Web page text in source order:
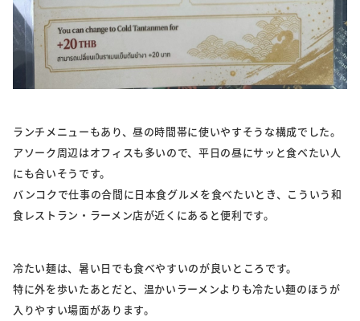
ランチメニューもあり、昼の時間帯に使いやすそうな構成でした。
アソーク周辺はオフィスも多いので、平日の昼にサッと食べたい人
にも合いそうです。
バンコクで仕事の合間に日本食グルメを食べたいとき、こういう和
食レストラン・ラーメン店が近くにあると便利です。
冷たい麺は、暑い日でも食べやすいのが良いところです。
特に外を歩いたあとだと、温かいラーメンよりも冷たい麺のほうが
入りやすい場面があります。